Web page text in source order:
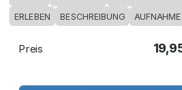
ERLEBEN BESCHREIBUNG AUFNAHME
Preis